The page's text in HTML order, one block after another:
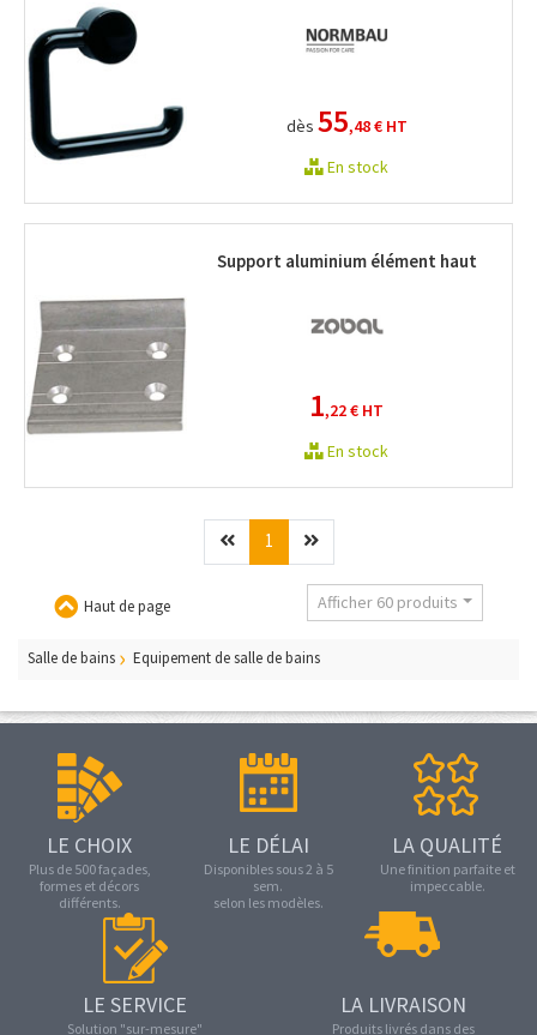
dès 55,48 €HT
En stock
Support aluminium élément haut
1,22 € HT
En stock
Précédent
1(current)Suivant
Haut de page Afficher 60 produits
Salle de bains Equipement de salle de bains
LE CHOIX
Plus de 500 façades,
formes et décors
différents.
LE DÉLAI
Disponibles sous 2 à 5
sem.
selon les modèles.
LA QUALITÉ
Une finition parfaite et
impeccable.
LE SERVICE
Solution "sur-mesure"
LA LIVRAISON
Produits livrés dans des